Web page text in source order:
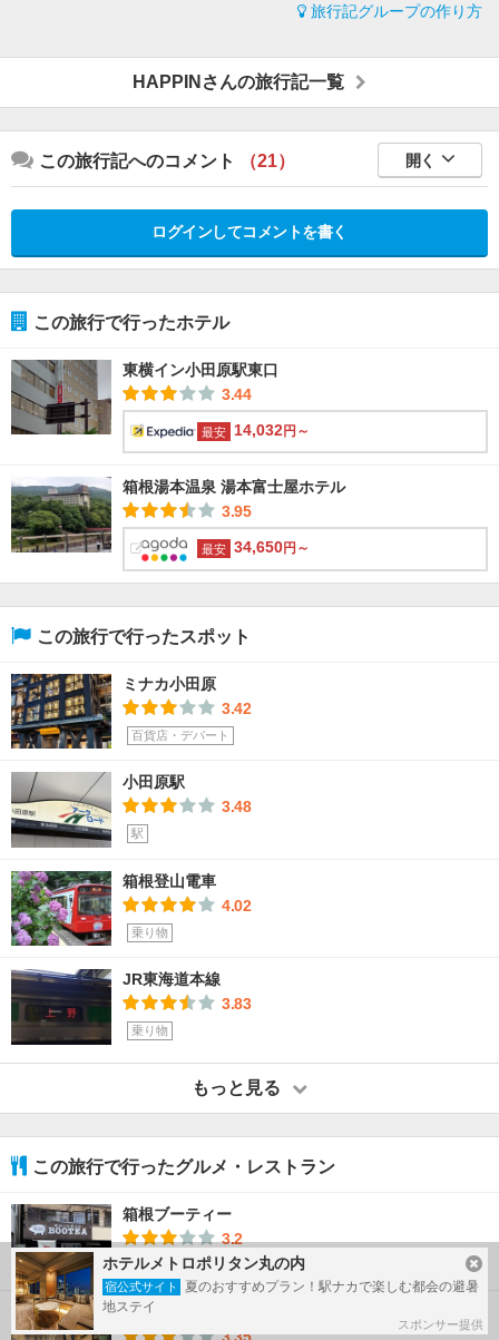
旅行記グループの作り方
HAPPINさんの旅行記一覧
この旅行記へのコメント （21） 開く
ログインしてコメントを書く
この旅行で行ったホテル
東横イン小田原駅東口
3.44
最安 14,032円～
箱根湯本温泉 湯本富士屋ホテル
3.95
最安 34,650円～
この旅行で行ったスポット
ミナカ小田原
3.42
百貨店・デパート
小田原駅
3.48
駅
箱根登山電車
4.02
乗り物
JR東海道本線
3.83
乗り物
もっと見る
この旅行で行ったグルメ・レストラン
箱根ブーティー
3.2
グルメ・レストラン
ピコット 箱根湯本駅前店
ホテルメトロポリタン丸の内
宿公式サイト
夏のおすすめプラン！駅ナカで楽しむ都会の避暑
地ステイ
スポンサー提供